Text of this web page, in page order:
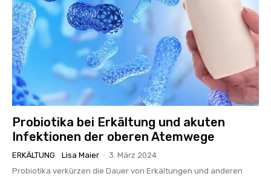
Probiotika bei Erkältung und akuten
Infektionen der oberen Atemwege
ERKÄLTUNG Lisa Maier - 3. März 2024
Probiotika verkürzen die Dauer von Erkältungen und anderen